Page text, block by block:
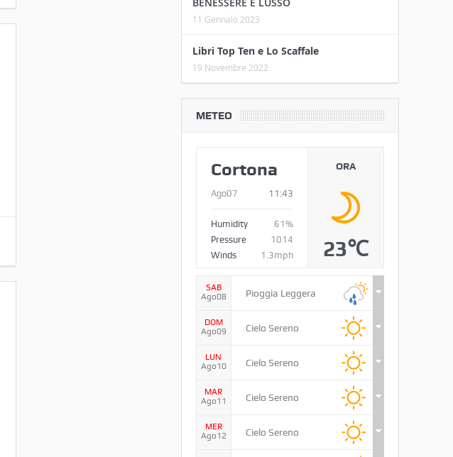
11 Gennaio 2023
Libri Top Ten e Lo Scaffale
19 Novembre 2022
METEO
Cortona
Ago07 11:43
Humidity
61%
Pressure
1014
Winds
1.3mph
ORA
23℃
SAB
Ago08
Pioggia Leggera
DOM
Ago09
Cielo Sereno
LUN
Ago10
Cielo Sereno
MAR
Ago11
Cielo Sereno
MER
Ago12
Cielo Sereno